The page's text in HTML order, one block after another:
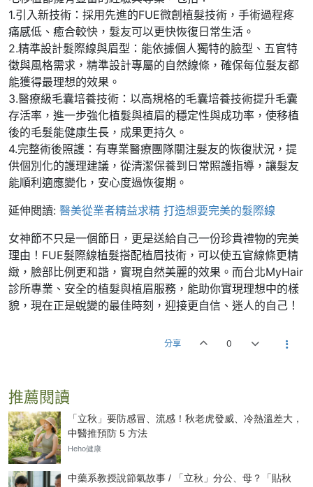
1.引入新技術：採用先進的FUE微創植髮技術，手術過程疼
痛感低、癒合較快，髮友可以更快恢復日常生活。
2.精準設計髮際線與眉型：能依據個人獨特的臉型、五官特
徵與風格需求，精準設計專屬的自然線條，確保每位髮友都
能獲得最理想的效果。
3.醫療級毛囊培養技術：以高規格的毛囊培養技術提升毛囊
存活率，進一步強化植髮與植眉的穩定性與成功率，使移植
後的毛髮能健康生長，成果更持久。
4.完整術後照護：有專業醫療團隊關注髮友的恢復狀況，提
供個別化的護理建議，從清潔保養到日常照護指導，讓髮友
能順利適應變化，安心度過恢復期。
延伸閱讀: 醫美從業者精益求精 打造想要完美的髮際線
女神節不只是一個節日，更是送給自己一份珍貴禮物的完美
理由！FUE髮際線植髮搭配植眉技術，可以使五官線條更精
緻，臉部比例更和諧，實現自然美麗的效果。而台北MyHair
診所專業、安全的植髮與植眉服務，能助你實現理想中的樣
貌，現在正是蛻變的最佳時刻，迎接更自信、迷人的自己！
分享 0
推薦閱讀